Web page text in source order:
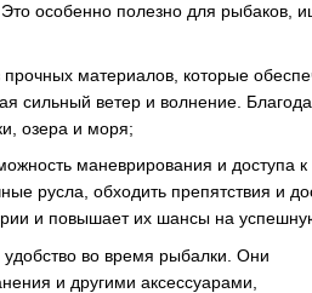
особенно полезно для
материалов, которые
сильный ветер и волнение.
озера и моря;
маневрирования и доступа
русла, обходить препятствия и
и повышает их шансы на
во время рыбалки. Они
и другими аксессуарами,